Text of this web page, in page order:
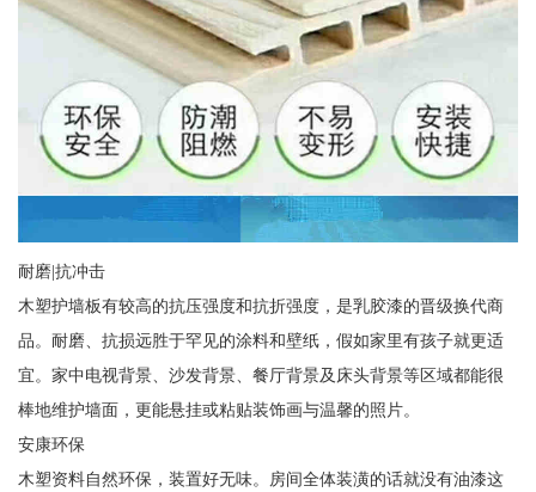
耐磨|抗冲击
木塑护墙板有较高的抗压强度和抗折强度，是乳胶漆的晋级换代商
品。耐磨、抗损远胜于罕见的涂料和壁纸，假如家里有孩子就更适
宜。家中电视背景、沙发背景、餐厅背景及床头背景等区域都能很
棒地维护墙面，更能悬挂或粘贴装饰画与温馨的照片。
安康环保
木塑资料自然环保，装置好无味。房间全体装潢的话就没有油漆这